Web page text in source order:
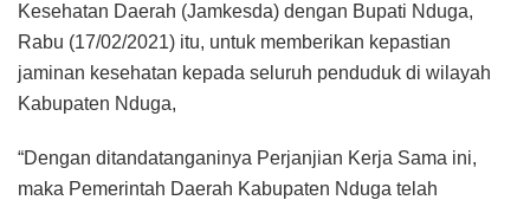
Kesehatan Daerah (Jamkesda) dengan Bupati Nduga,
Rabu (17/02/2021) itu, untuk memberikan kepastian
jaminan kesehatan kepada seluruh penduduk di wilayah
Kabupaten Nduga,
“Dengan ditandatanganinya Perjanjian Kerja Sama ini,
maka Pemerintah Daerah Kabupaten Nduga telah